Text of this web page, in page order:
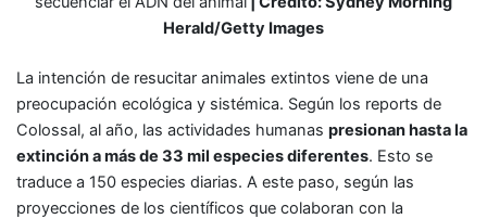
Herald/Getty Images
La intención de resucitar animales extintos viene de una
preocupación ecológica y sistémica. Según los reports de
Colossal, al año, las actividades humanas presionan hasta la
extinción a más de 33 mil especies diferentes. Esto se
traduce a 150 especies diarias. A este paso, según las
proyecciones de los científicos que colaboran con la